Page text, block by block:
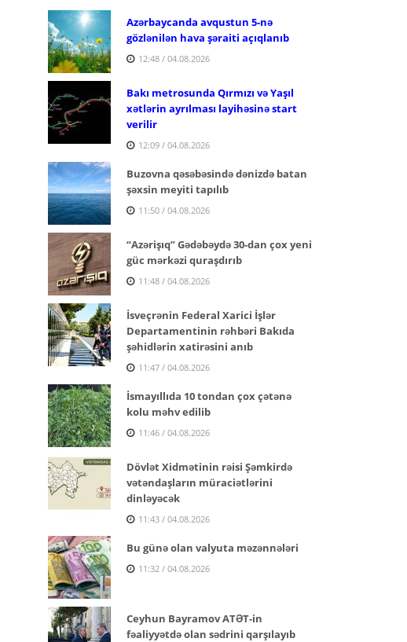
Azərbaycanda avqustun 5-nə
gözlənilən hava şəraiti açıqlanıb
12:48 / 04.08.2026
Bakı metrosunda Qırmızı və Yaşıl
xətlərin ayrılması layihəsinə start
verilir
12:09 / 04.08.2026
Buzovna qəsəbəsində dənizdə batan
şəxsin meyiti tapılıb
11:50 / 04.08.2026
“Azərişıq” Gədəbəydə 30-dan çox yeni
güc mərkəzi quraşdırıb
11:48 / 04.08.2026
İsveçrənin Federal Xarici İşlər
Departamentinin rəhbəri Bakıda
şəhidlərin xatirəsini anıb
11:47 / 04.08.2026
İsmayıllıda 10 tondan çox çətənə
kolu məhv edilib
11:46 / 04.08.2026
Dövlət Xidmətinin rəisi Şəmkirdə
vətəndaşların müraciətlərini
dinləyəcək
11:43 / 04.08.2026
Bu günə olan valyuta məzənnələri
11:32 / 04.08.2026
Ceyhun Bayramov ATƏT-in
fəaliyyətdə olan sədrini qarşılayıb